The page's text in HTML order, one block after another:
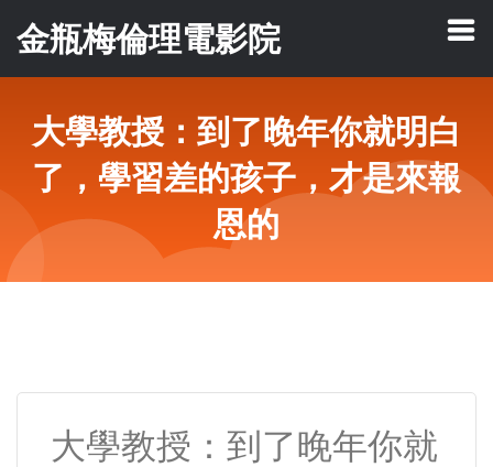
金瓶梅倫理電影院
大學教授：到了晚年你就明白
了，學習差的孩子，才是來報
恩的
大學教授：到了晚年你就